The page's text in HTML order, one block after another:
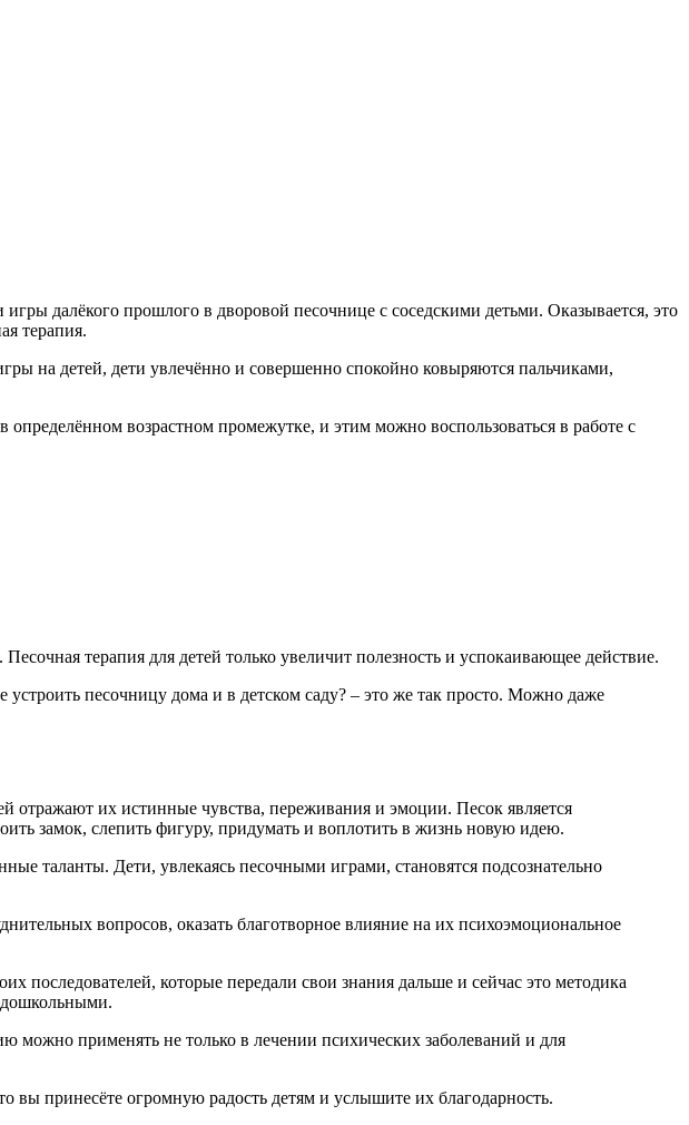
далёкого прошлого в дворовой песочнице с соседскими детьми. Оказывается, это
терапия.
на детей, дети увлечённо и совершенно спокойно ковыряются пальчиками,
возрастном промежутке, и этим можно воспользоваться в работе с
терапия для детей только увеличит полезность и успокаивающее действие.
песочницу дома и в детском саду? – это же так просто. Можно даже
их истинные чувства, переживания и эмоции. Песок является
замок, слепить фигуру, придумать и воплотить в жизнь новую идею.
таланты. Дети, увлекаясь песочными играми, становятся подсознательно
вопросов, оказать благотворное влияние на их психоэмоциональное
которые передали свои знания дальше и сейчас это методика
дошкольными.
можно применять не только в лечении психических заболеваний и для
вы принесёте огромную радость детям и услышите их благодарность.